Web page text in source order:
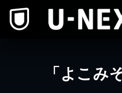
「よこみ